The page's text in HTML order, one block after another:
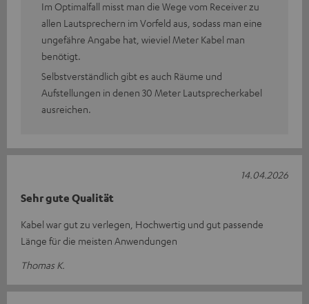
Im Optimalfall misst man die Wege vom Receiver zu
allen Lautsprechern im Vorfeld aus, sodass man eine
ungefähre Angabe hat, wieviel Meter Kabel man
benötigt.
Selbstverständlich gibt es auch Räume und
Aufstellungen in denen 30 Meter Lautsprecherkabel
ausreichen.
Sehr gute Qualität
Kabel war gut zu verlegen, Hochwertig und gut passende
Länge für die meisten Anwendungen
Thomas K.
14.04.2026